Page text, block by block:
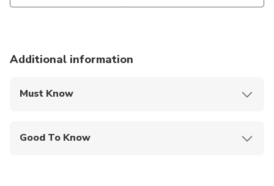
Additional information
Must Know
Good To Know